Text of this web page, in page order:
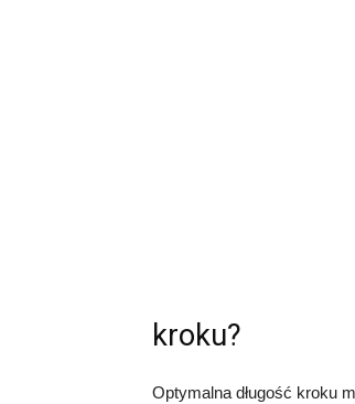
kroku?
Optymalna długość kroku